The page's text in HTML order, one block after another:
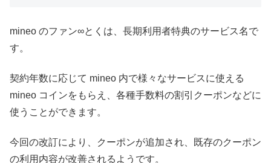
mineo のファン∞とくは、長期利用者特典のサービス名で
す。
契約年数に応じて mineo 内で様々なサービスに使える
mineo コインをもらえ、各種手数料の割引クーポンなどに
使うことができます。
今回の改訂により、クーポンが追加され、既存のクーポン
の利用内容が改善されるようです。